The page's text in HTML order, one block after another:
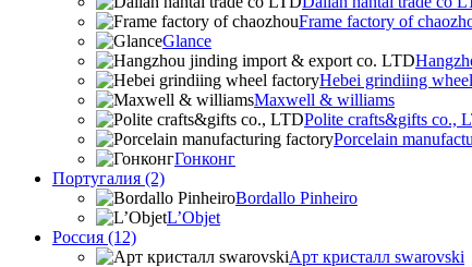
Frame factory of
Glance
Hebei grindiing
Maxwell & williams
Polite crafts&gifts co.,
Porcelain
Гонконг
Португалия (2)
Bordallo Pinheiro
L’Objet
Россия (12)
Арт кристалл swarovski